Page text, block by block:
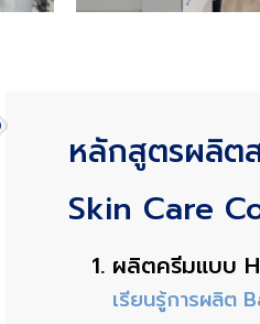
หลักสูตรผลิต
Skin Care
ผลิตครีมแบบ
เรียนรู้การผลิต